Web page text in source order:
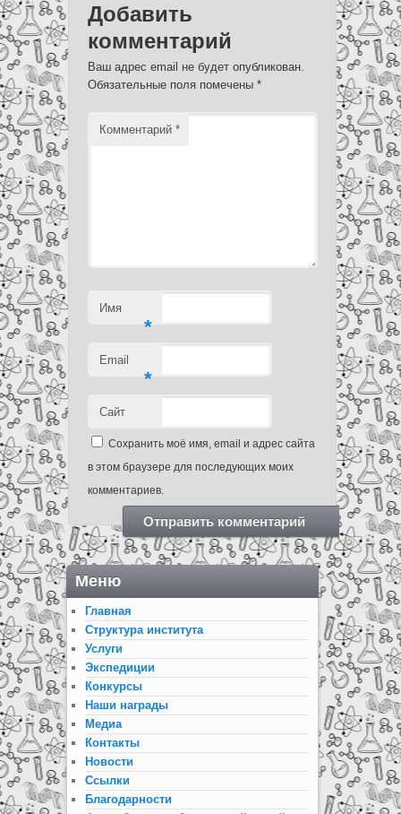
Добавить
комментарий
Ваш адрес email не будет опубликован.
Обязательные поля помечены *
Комментарий *
Имя
*
Email
*
Сайт
Сохранить моё имя, email и адрес сайта
в этом браузере для последующих моих
комментариев.
Меню
Главная
Структура института
Услуги
Экспедиции
Конкурсы
Наши награды
Медиа
Контакты
Новости
Ссылки
Благодарности